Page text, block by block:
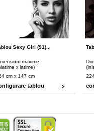
Sexy Girl (91)...
maxime
x latime)
cm x 147 cm
tablou